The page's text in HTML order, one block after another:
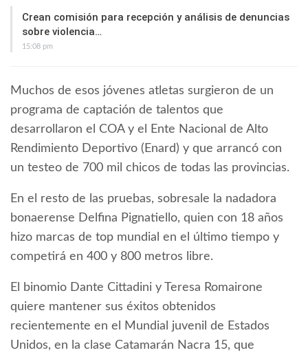
Crean comisión para recepción y análisis de denuncias
sobre violencia…
15:08 pm
Muchos de esos jóvenes atletas surgieron de un
programa de captación de talentos que
desarrollaron el COA y el Ente Nacional de Alto
Rendimiento Deportivo (Enard) y que arrancó con
un testeo de 700 mil chicos de todas las provincias.
En el resto de las pruebas, sobresale la nadadora
bonaerense Delfina Pignatiello, quien con 18 años
hizo marcas de top mundial en el último tiempo y
competirá en 400 y 800 metros libre.
El binomio Dante Cittadini y Teresa Romairone
quiere mantener sus éxitos obtenidos
recientemente en el Mundial juvenil de Estados
Unidos, en la clase Catamarán Nacra 15, que